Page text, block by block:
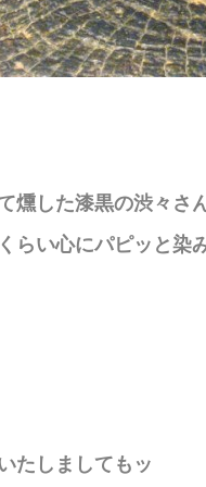
燻した漆黒の渋々さ
らい心にパピッと染
たしましてもッ